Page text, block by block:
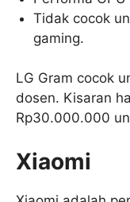
Tidak cocok
gaming.
LG Gram cocok
dosen. Kisaran
Rp30.000.000
Xiaomi